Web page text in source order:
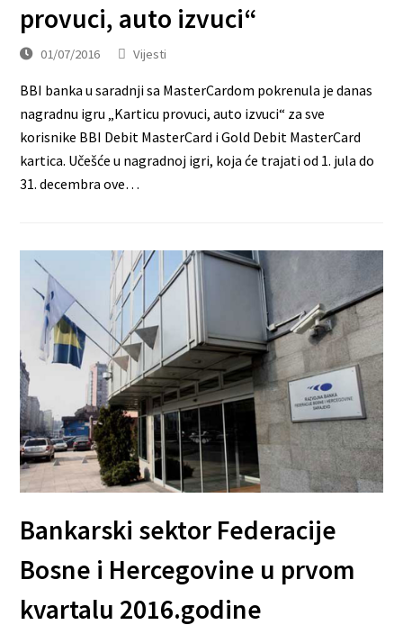
provuci, auto izvuci“
01/07/2016 Vijesti
BBI banka u saradnji sa MasterCardom pokrenula je danas
nagradnu igru „Karticu provuci, auto izvuci“ za sve
korisnike BBI Debit MasterCard i Gold Debit MasterCard
kartica. Učešće u nagradnoj igri, koja će trajati od 1. jula do
31. decembra ove…
Bankarski sektor Federacije
Bosne i Hercegovine u prvom
kvartalu 2016.godine